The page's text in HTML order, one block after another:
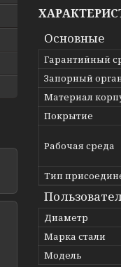
Основные
Гарантийный
Запорный
Материал
Покрытие
Рабочая среда
Тип
Диаметр
Марка стали
Модель